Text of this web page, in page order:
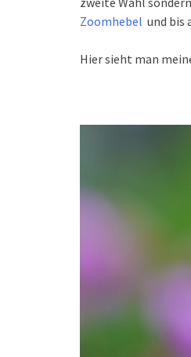
Zoomhebel und bis
Hier sieht man